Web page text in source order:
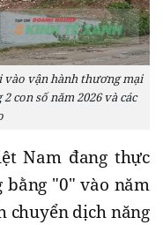
vào vận hành thương mại
con số năm 2026 và các
Nam đang thực
"0" vào năm
chuyển dịch năng